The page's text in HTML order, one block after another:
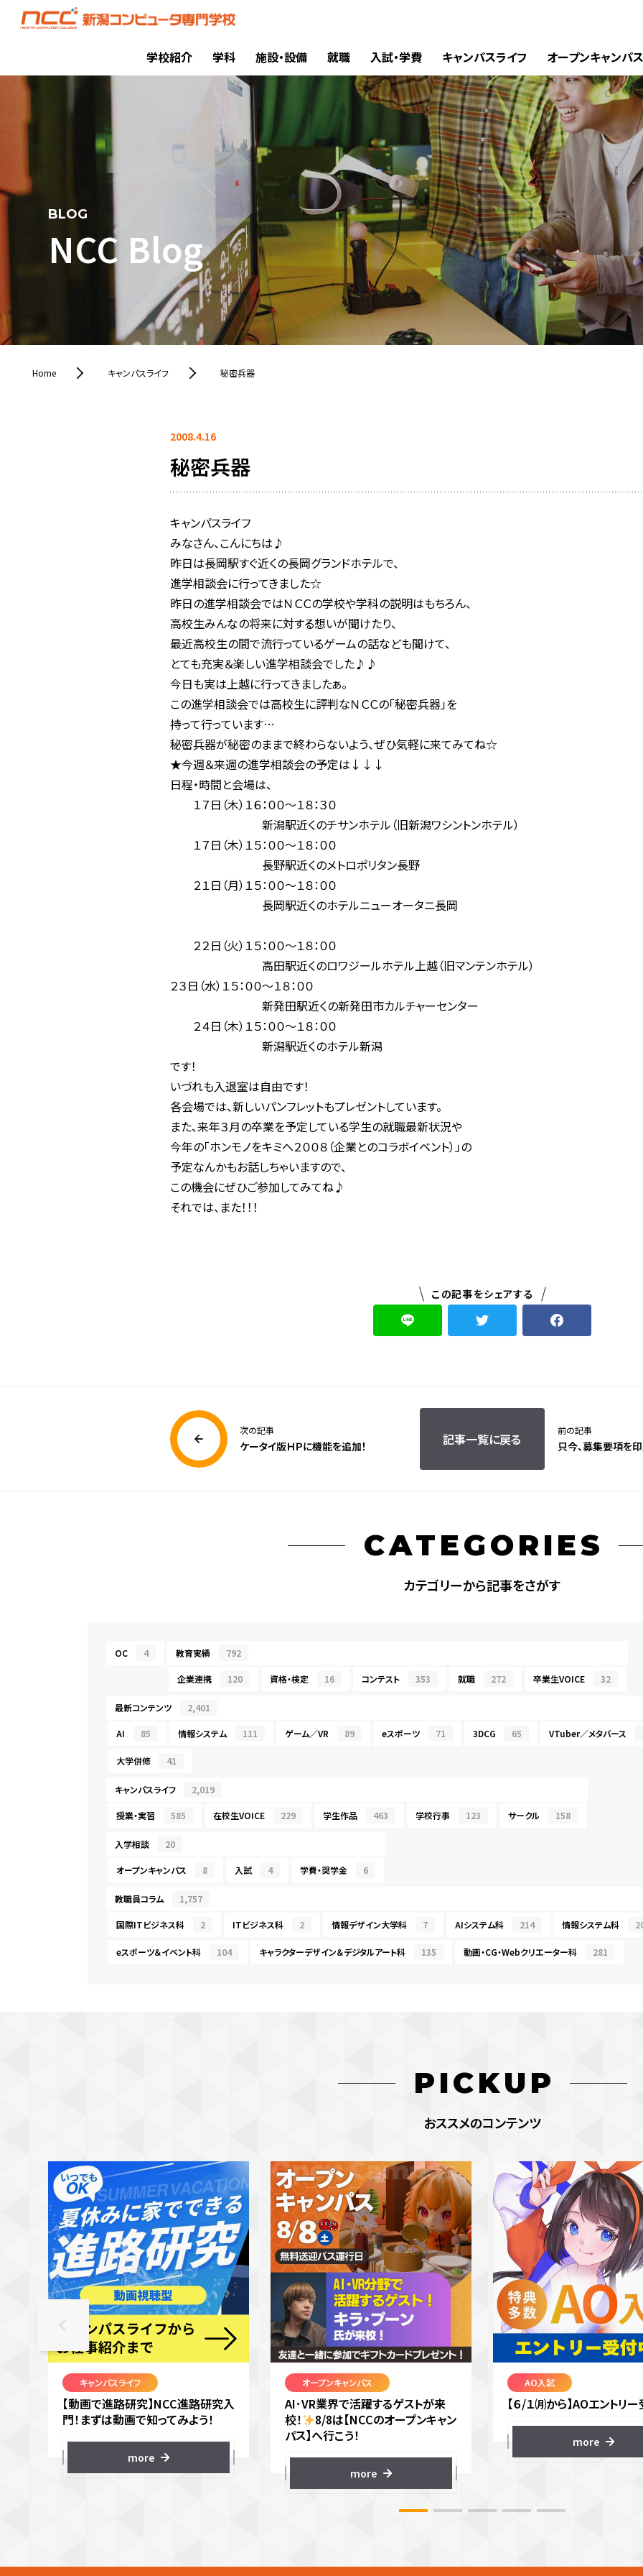
学校紹介 学科 施設・設備 就職 入試・学費 キャンパスライフ オープンキャンパス
BLOG
NCC Blog
Home キャンパスライフ 秘密兵器
2008.4.16
秘密兵器
キャンパスライフ
みなさん、こんにちは♪
昨日は長岡駅すぐ近くの長岡グランドホテルで、
進学相談会に行ってきました☆
昨日の進学相談会ではＮＣＣの学校や学科の説明はもちろん、
高校生みんなの将来に対する想いが聞けたり、
最近高校生の間で流行っているゲームの話なども聞けて、
とても充実＆楽しい進学相談会でした♪♪
今日も実は上越に行ってきましたぁ。
この進学相談会では高校生に評判なＮＣＣの「秘密兵器」を
持って行っています…
秘密兵器が秘密のままで終わらないよう、ぜひ気軽に来てみてね☆
★今週＆来週の進学相談会の予定は↓↓↓
日程・時間と会場は、
１７日（木）１６：００〜１８：３０
新潟駅近くのチサンホテル（旧新潟ワシントンホテル）
１７日（木）１５：００〜１８：００
長野駅近くのメトロポリタン長野
２１日（月）１５：００〜１８：００
長岡駅近くのホテルニューオータニ長岡
２２日（火）１５：００〜１８：００
高田駅近くのロワジールホテル上越（旧マンテンホテル）
２３日（水）１５：００〜１８：００
新発田駅近くの新発田市カルチャーセンター
２４日（木）１５：００〜１８：００
新潟駅近くのホテル新潟
です！
いづれも入退室は自由です！
各会場では、新しいパンフレットもプレゼントしています。
また、来年３月の卒業を予定している学生の就職最新状況や
今年の「ホンモノをキミへ２００８（企業とのコラボイベント）」の
予定なんかもお話しちゃいますので、
この機会にぜひご参加してみてね♪
それでは、また！！！
この記事をシェアする
次の記事
ケータイ版ＨＰに機能を追加！ 記事一覧に戻る
前の記事
只今、募集要項を印
CATEGORIES
カテゴリーから記事をさがす
OC 4 教育実績 792
企業連携 120 資格・検定 16 コンテスト 353 就職 272 卒業生VOICE 32
最新コンテンツ 2,401
AI 85 情報システム 111 ゲーム／VR 89 eスポーツ 71 3DCG 65 VTuber／メタバース
大学併修 41
キャンパスライフ 2,019
授業・実習 585 在校生VOICE 229 学生作品 463 学校行事 123 サークル 158
入学相談 20
オープンキャンパス 8 入試 4 学費・奨学金 6
教職員コラム 1,757
国際ITビジネス科 2 ITビジネス科 2 情報デザイン大学科 7 AIシステム科 214 情報システム科
eスポーツ＆イベント科 104 キャラクターデザイン＆デジタルアート科 135 動画・CG・Webクリエーター科 281
PICKUP
おススメのコンテンツ
キャンパスライフ
【動画で進路研究】NCC進路研究入
門！まずは動画で知ってみよう！
more
オープンキャンパス
AI･VR業界で活躍するゲストが来
校！
8/8は【NCCのオープンキャン
パス】へ行こう！
more
AO入試
【６/１㈪から】AOエントリ
more